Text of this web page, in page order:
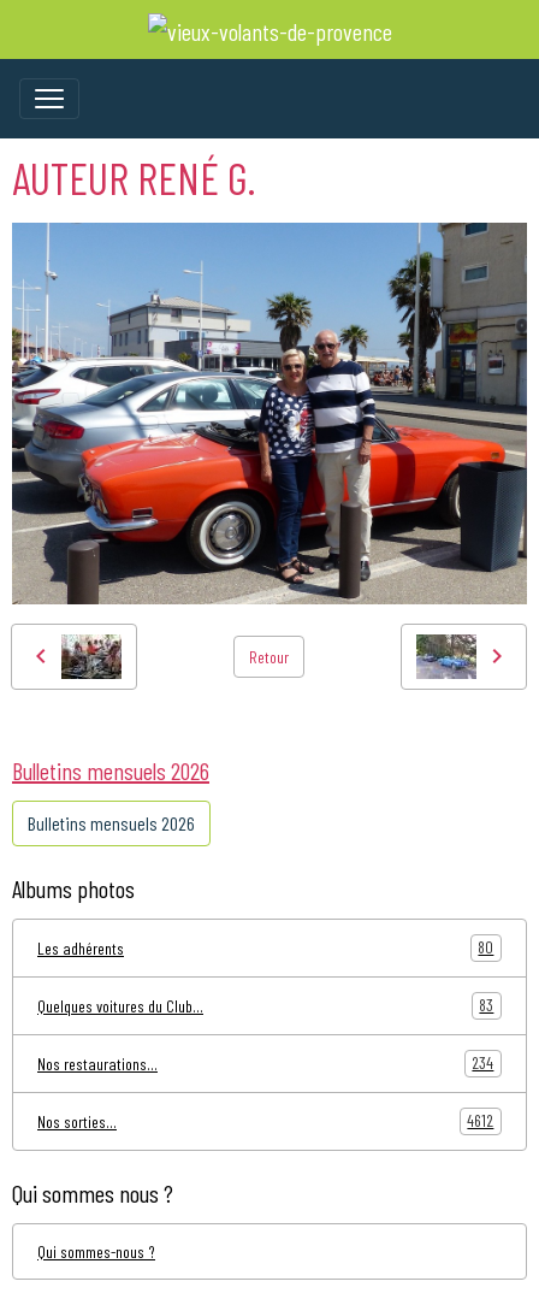
AUTEUR RENÉ G.
Retour
Bulletins mensuels 2026
Bulletins mensuels 2026
Albums photos
Les adhérents 80
Quelques voitures du Club... 83
Nos restaurations... 234
Nos sorties... 4612
Qui sommes nous ?
Qui sommes-nous ?